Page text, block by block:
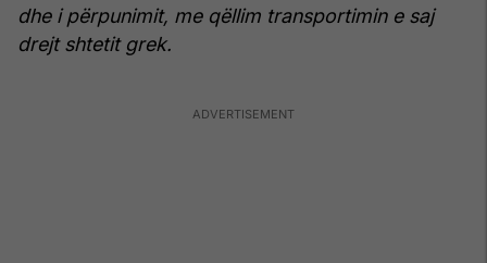
dhe i përpunimit, me qëllim transportimin e saj
drejt shtetit grek.